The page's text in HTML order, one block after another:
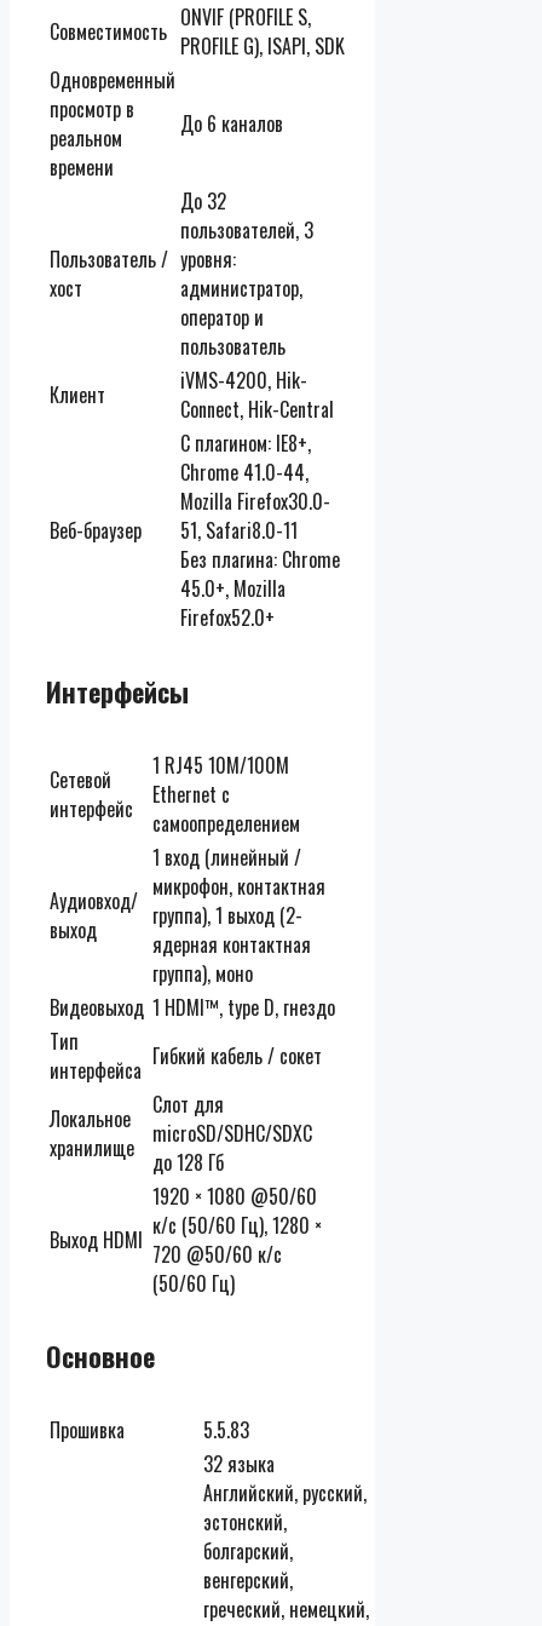
Совместимость ONVIF (PROFILE S,
PROFILE G), ISAPI, SDK
Одновременный
просмотр в
реальном
времени
До 6 каналов
Пользователь /
хост
До 32
пользователей, 3
уровня:
администратор,
оператор и
пользователь
Клиент
iVMS-4200, Hik-
Connect, Hik-Central
Веб-браузер
С плагином: IE8+,
Chrome 41.0-44,
Mozilla Firefox30.0-
51, Safari8.0-11
Без плагина: Chrome
45.0+, Mozilla
Firefox52.0+
Интерфейсы
Сетевой
интерфейс
1 RJ45 10M/100M
Ethernet с
самоопределением
Аудиовход/
выход
1 вход (линейный /
микрофон, контактная
группа), 1 выход (2-
ядерная контактная
группа), моно
Видеовыход 1 HDMI™, type D, гнездо
Тип
интерфейса Гибкий кабель / сокет
Локальное
хранилище
Слот для
microSD/SDHC/SDXC
до 128 Гб
Выход HDMI
1920 × 1080 @50/60
к/с (50/60 Гц), 1280 ×
720 @50/60 к/с
(50/60 Гц)
Основное
Прошивка
5.5.83
32 языка
Английский, русский,
эстонский,
болгарский,
венгерский,
греческий, немецкий,